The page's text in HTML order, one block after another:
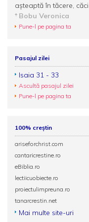
aşteaptă în tăcere,
Bobu Veronica
Pune-l pe pagina ta
Pasajul zilei
Isaia 31 - 33
Ascultă pasajul zilei
Pune-l pe pagina ta
100% creștin
ariseforchrist.com
cantaricrestine.ro
eBiblia.ro
lectiicuobiecte.ro
proiectulimpreuna.ro
tanarcrestin.net
Mai multe site-uri